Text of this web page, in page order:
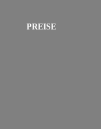
PREISE